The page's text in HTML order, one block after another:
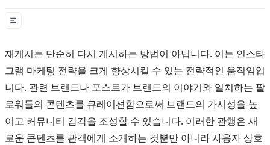
재게시는 단순히 다시 게시하는 방법이 아닙니다. 이는 인스타
그램 마케팅 전략을 크게 향상시킬 수 있는 전략적인 움직임입
니다. 관련 브랜드나 포스트가 브랜드의 이야기와 일치하는 팔
로워들의 콘텐츠를 큐레이션함으로써 브랜드의 가시성을 높
이고 커뮤니티 감각을 조성할 수 있습니다. 이러한 관행은 새
로운 콘텐츠를 관객에게 소개하는 것뿐만 아니라 사용자 상호